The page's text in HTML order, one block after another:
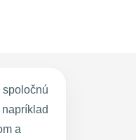
spoločnú
a